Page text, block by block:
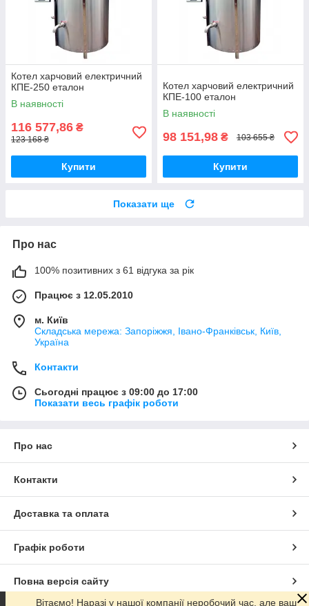
Котел харчовий електричний
КПЕ-250 еталон
В наявності
116 577,86 ₴
123 168 ₴
Купити
Котел харчовий електричний
КПЕ-100 еталон
В наявності
98 151,98 ₴ 103 655 ₴
Купити
Показати ще
Про нас
100% позитивних з 61 відгука за рік
Працює з 12.05.2010
м. Київ
Складська мережа: Запоріжжя, Івано-Франківськ, Київ,
Україна
Контакти
Сьогодні працює з 09:00 до 17:00
Показати весь графік роботи
Про нас
Контакти
Доставка та оплата
Графік роботи
Повна версія сайту
Вітаємо! Наразі у нашої компанії неробочий час, але ваш